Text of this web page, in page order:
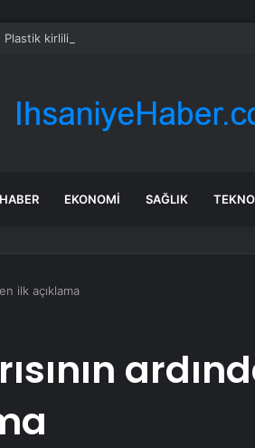
Plastik kirliliğine karşı yeni bir seferberlik
HABER EKONOMI SAĞLIK
ilk açıklama